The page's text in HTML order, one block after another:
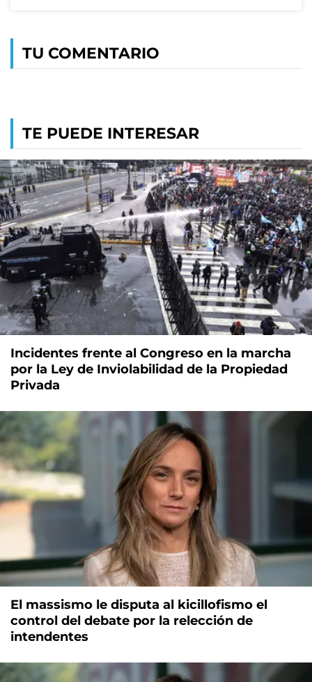
TU COMENTARIO
TE PUEDE INTERESAR
Incidentes frente al Congreso en la marcha
por la Ley de Inviolabilidad de la Propiedad
Privada
El massismo le disputa al kicillofismo el
control del debate por la relección de
intendentes